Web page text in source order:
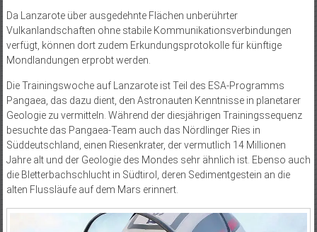
Da Lanzarote über ausgedehnte Flächen unberührter
Vulkanlandschaften ohne stabile Kommunikationsverbindungen
verfügt, können dort zudem Erkundungsprotokolle für künftige
Mondlandungen erprobt werden.
Die Trainingswoche auf Lanzarote ist Teil des ESA-Programms
Pangaea, das dazu dient, den Astronauten Kenntnisse in planetarer
Geologie zu vermitteln. Während der diesjährigen Trainingssequenz
besuchte das Pangaea-Team auch das Nördlinger Ries in
Süddeutschland, einen Riesenkrater, der vermutlich 14 Millionen
Jahre alt und der Geologie des Mondes sehr ähnlich ist. Ebenso auch
die Bletterbachschlucht in Südtirol, deren Sedimentgestein an die
alten Flussläufe auf dem Mars erinnert.